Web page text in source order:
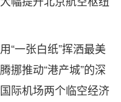
一张白纸”挥洒最美
挪推动“港产城”的深
际机场两个临空经济